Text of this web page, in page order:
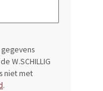
W.SCHILLIG
niet met
.